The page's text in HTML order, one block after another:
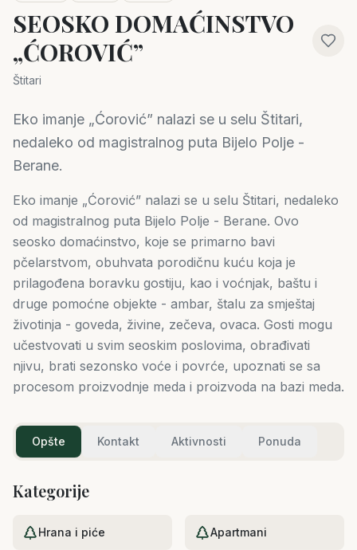
SEOSKO DOMAĆINSTVO
„ĆOROVIĆ”
Štitari
Eko imanje „Ćorović” nalazi se u selu Štitari,
nedaleko od magistralnog puta Bijelo Polje -
Berane.
Eko imanje „Ćorović” nalazi se u selu Štitari, nedaleko
od magistralnog puta Bijelo Polje - Berane. Ovo
seosko domaćinstvo, koje se primarno bavi
pčelarstvom, obuhvata porodičnu kuću koja je
prilagođena boravku gostiju, kao i voćnjak, baštu i
druge pomoćne objekte - ambar, štalu za smještaj
životinja - goveda, živine, zečeva, ovaca. Gosti mogu
učestvovati u svim seoskim poslovima, obrađivati
njivu, brati sezonsko voće i povrće, upoznati se sa
procesom proizvodnje meda i proizvoda na bazi meda.
Opšte Kontakt Aktivnosti Ponuda
Kategorije
Hrana i piće Apartmani